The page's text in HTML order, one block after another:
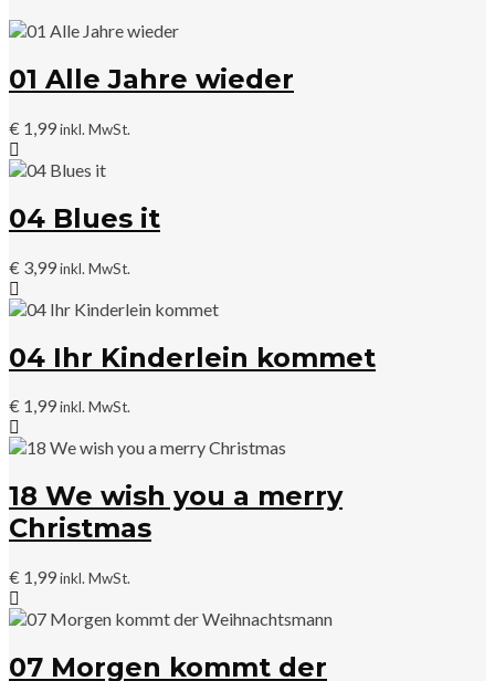
01 Alle Jahre wieder
€ 1,99inkl. MwSt.
04 Blues it
€ 3,99inkl. MwSt.
04 Ihr Kinderlein kommet
€ 1,99inkl. MwSt.
18 We wish you a merry
Christmas
€ 1,99inkl. MwSt.
07 Morgen kommt der